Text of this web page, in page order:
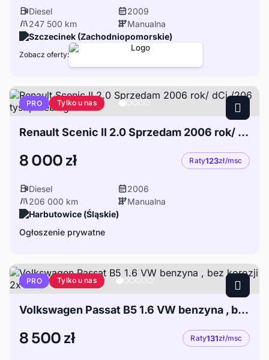
Diesel
2009
247 500 km
Manualna
Szczecinek (Zachodniopomorskie)
Zobacz oferty:
PRO Tylko u nas
Renault Scenic II 2.0 Sprzedam 2006 rok/ dCi /206 tys. przebiegu
8 000 zł Raty123zł/msc
Diesel
2006
206 000 km
Manualna
Harbutowice (Śląskie)
Ogłoszenie prywatne
PRO Tylko u nas
Volkswagen Passat B5 1.6 VW benzyna , bez korozji 2x Kola
8 500 zł Raty131zł/msc